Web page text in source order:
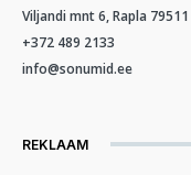
Viljandi mnt 6, Rapla 79511
+372 489 2133
info@sonumid.ee
REKLAAM